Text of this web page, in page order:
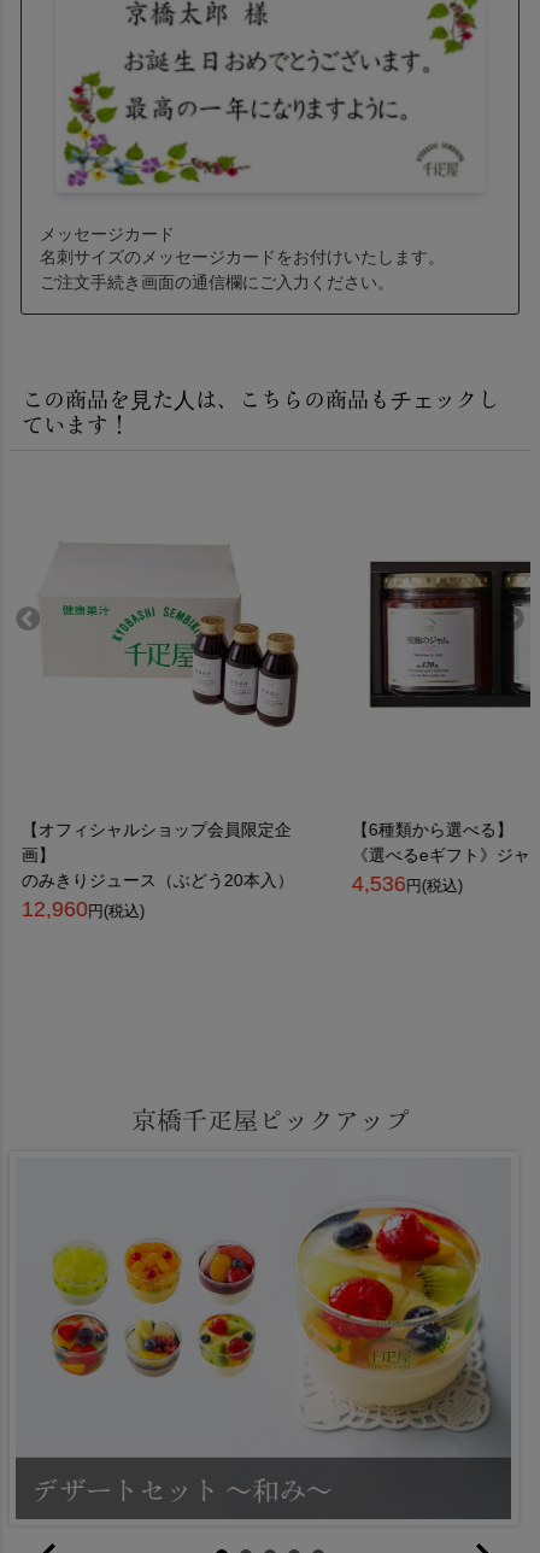
メッセージカード
名刺サイズのメッセージカードをお付けいたします。
ご注文手続き画面の通信欄にご入力ください。
この商品を見た人は、こちらの商品もチェックし
ています！
【オフィシャルショップ会員限定企
画】
のみきりジュース（ぶどう20本入）
12,960円(税込)
【6種類から選べる】
《選べるeギフト》ジ
4,536円(税込)
京橋千疋屋ピックアップ